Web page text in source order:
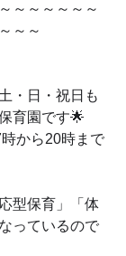
～～～～～
～～
・日・祝日も
育園です🌟
から20時まで
型保育」「体
っているので